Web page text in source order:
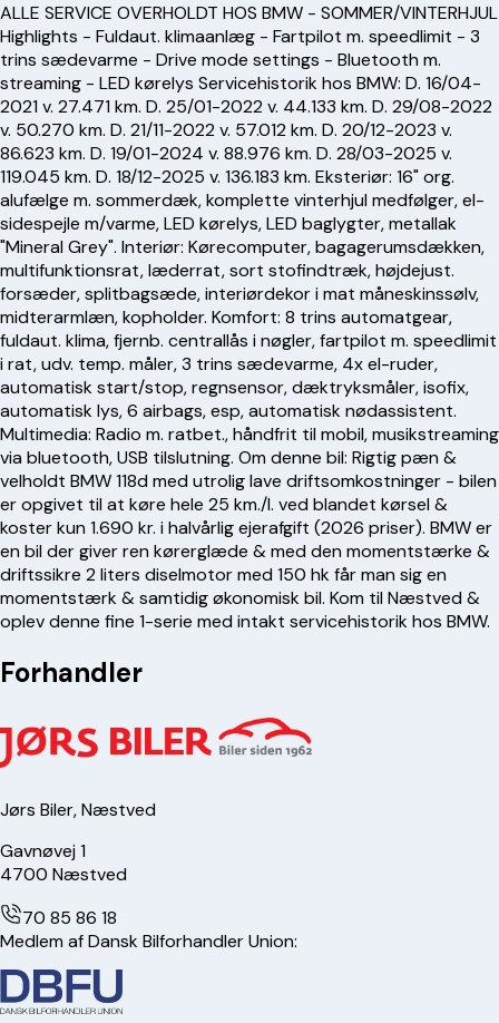
ALLE SERVICE OVERHOLDT HOS BMW - SOMMER/VINTERHJUL
Highlights - Fuldaut. klimaanlæg - Fartpilot m. speedlimit - 3
trins sædevarme - Drive mode settings - Bluetooth m.
streaming - LED kørelys Servicehistorik hos BMW: D. 16/04-
2021 v. 27.471 km. D. 25/01-2022 v. 44.133 km. D. 29/08-2022
v. 50.270 km. D. 21/11-2022 v. 57.012 km. D. 20/12-2023 v.
86.623 km. D. 19/01-2024 v. 88.976 km. D. 28/03-2025 v.
119.045 km. D. 18/12-2025 v. 136.183 km. Eksteriør: 16" org.
alufælge m. sommerdæk, komplette vinterhjul medfølger, el-
sidespejle m/varme, LED kørelys, LED baglygter, metallak
"Mineral Grey". Interiør: Kørecomputer, bagagerumsdækken,
multifunktionsrat, læderrat, sort stofindtræk, højdejust.
forsæder, splitbagsæde, interiørdekor i mat måneskinssølv,
midterarmlæn, kopholder. Komfort: 8 trins automatgear,
fuldaut. klima, fjernb. centrallås i nøgler, fartpilot m. speedlimit
i rat, udv. temp. måler, 3 trins sædevarme, 4x el-ruder,
automatisk start/stop, regnsensor, dæktryksmåler, isofix,
automatisk lys, 6 airbags, esp, automatisk nødassistent.
Multimedia: Radio m. ratbet., håndfrit til mobil, musikstreaming
via bluetooth, USB tilslutning. Om denne bil: Rigtig pæn &
velholdt BMW 118d med utrolig lave driftsomkostninger - bilen
er opgivet til at køre hele 25 km./l. ved blandet kørsel &
koster kun 1.690 kr. i halvårlig ejerafgift (2026 priser). BMW er
en bil der giver ren kørerglæde & med den momentstærke &
driftssikre 2 liters diselmotor med 150 hk får man sig en
momentstærk & samtidig økonomisk bil. Kom til Næstved &
oplev denne fine 1-serie med intakt servicehistorik hos BMW.
Forhandler
Jørs Biler, Næstved
Gavnøvej 1
4700 Næstved
70 85 86 18
Medlem af Dansk Bilforhandler Union: